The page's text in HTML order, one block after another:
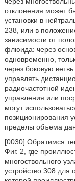
отклонения может
установки в
238, или в
зависимости от
флюида: через
одновременно,
через боковую
управлять
радиочастотной
управления или
могут
позиционирования
пределы объема
[0030] Обратимся
Фиг. 2, где
многоствольного
устройство 308 для